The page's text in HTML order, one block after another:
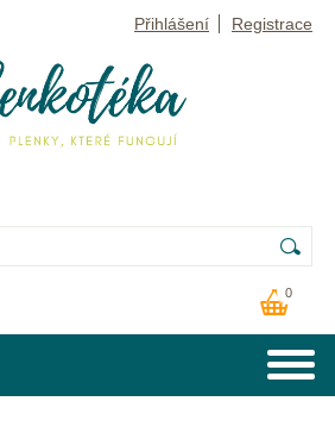
Přihlášení Registrace
0